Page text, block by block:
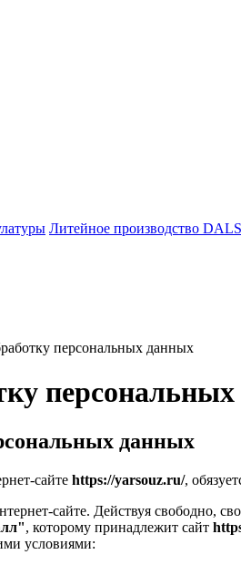
Литейное производство DALS
персональных данных
данных
сайте https://yarsouz.ru/,
сайте. Действуя свободно,
, которому принадлежит сайт
условиями: